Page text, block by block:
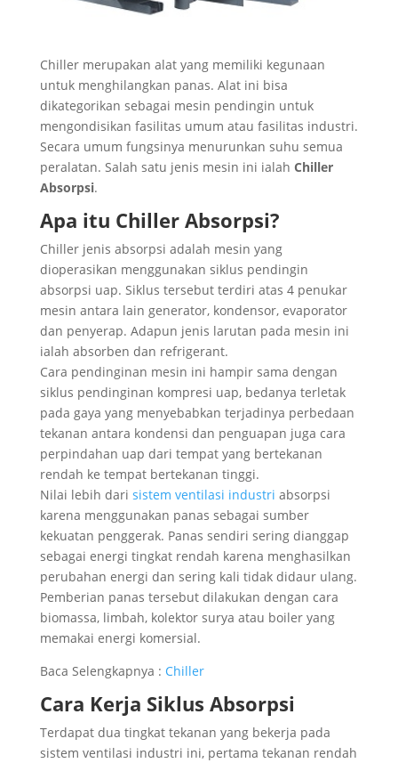
Chiller merupakan alat yang memiliki kegunaan
untuk menghilangkan panas. Alat ini bisa
dikategorikan sebagai mesin pendingin untuk
mengondisikan fasilitas umum atau fasilitas industri.
Secara umum fungsinya menurunkan suhu semua
peralatan. Salah satu jenis mesin ini ialah Chiller
Absorpsi.
Apa itu Chiller Absorpsi?
Chiller jenis absorpsi adalah mesin yang
dioperasikan menggunakan siklus pendingin
absorpsi uap. Siklus tersebut terdiri atas 4 penukar
mesin antara lain generator, kondensor, evaporator
dan penyerap. Adapun jenis larutan pada mesin ini
ialah absorben dan refrigerant.
Cara pendinginan mesin ini hampir sama dengan
siklus pendinginan kompresi uap, bedanya terletak
pada gaya yang menyebabkan terjadinya perbedaan
tekanan antara kondensi dan penguapan juga cara
perpindahan uap dari tempat yang bertekanan
rendah ke tempat bertekanan tinggi.
Nilai lebih dari sistem ventilasi industri absorpsi
karena menggunakan panas sebagai sumber
kekuatan penggerak. Panas sendiri sering dianggap
sebagai energi tingkat rendah karena menghasilkan
perubahan energi dan sering kali tidak didaur ulang.
Pemberian panas tersebut dilakukan dengan cara
biomassa, limbah, kolektor surya atau boiler yang
memakai energi komersial.
Baca Selengkapnya : Chiller
Cara Kerja Siklus Absorpsi
Terdapat dua tingkat tekanan yang bekerja pada
sistem ventilasi industri ini, pertama tekanan rendah